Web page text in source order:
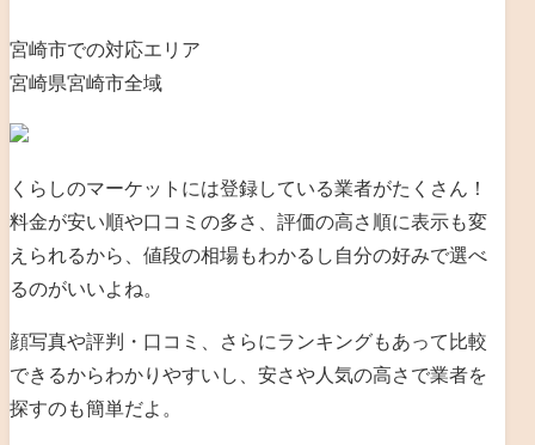
宮崎市での対応エリア
宮崎県宮崎市全域
くらしのマーケットには登録している業者がたくさん！
料金が安い順や口コミの多さ、評価の高さ順に表示も変
えられるから、値段の相場もわかるし自分の好みで選べ
るのがいいよね。
顔写真や評判・口コミ、さらにランキングもあって比較
できるからわかりやすいし、安さや人気の高さで業者を
探すのも簡単だよ。